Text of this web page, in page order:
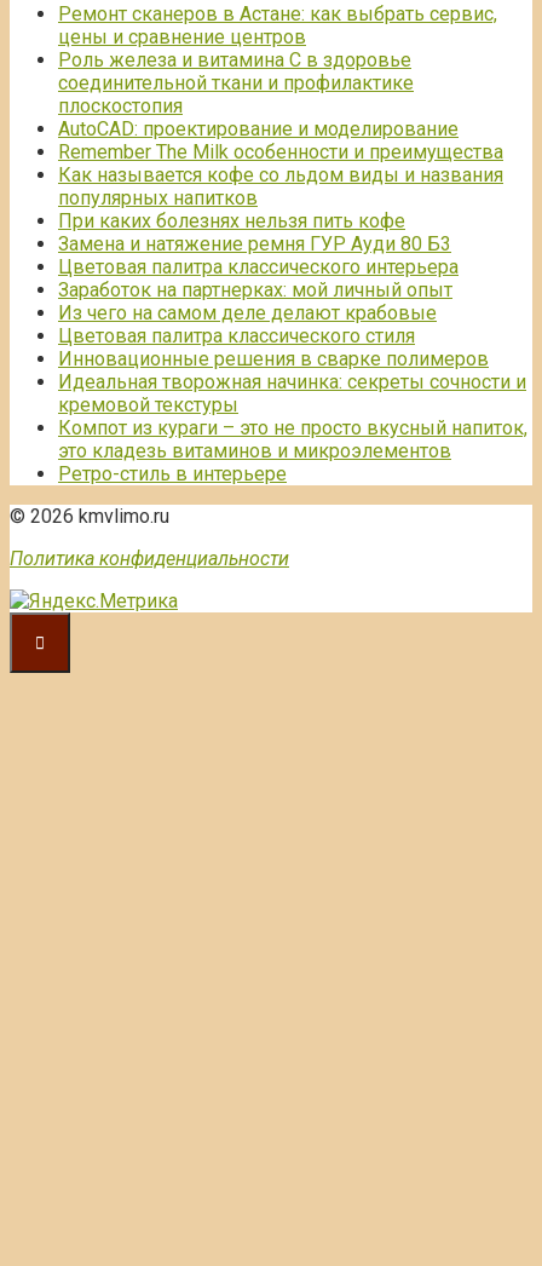
Ремонт сканеров в Астане: как выбрать сервис,
цены и сравнение центров
Роль железа и витамина С в здоровье
соединительной ткани и профилактике
плоскостопия
AutoCAD: проектирование и моделирование
Remember The Milk особенности и преимущества
Как называется кофе со льдом виды и названия
популярных напитков
При каких болезнях нельзя пить кофе
Замена и натяжение ремня ГУР Ауди 80 Б3
Цветовая палитра классического интерьера
Заработок на партнерках: мой личный опыт
Из чего на самом деле делают крабовые
Цветовая палитра классического стиля
Инновационные решения в сварке полимеров
Идеальная творожная начинка: секреты сочности и
кремовой текстуры
Компот из кураги – это не просто вкусный напиток,
это кладезь витаминов и микроэлементов
Ретро-стиль в интерьере
© 2026 kmvlimo.ru
Политика конфиденциальности